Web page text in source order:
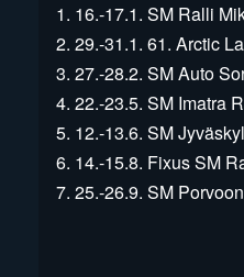
1. 16.-17.1. SM Ralli
2. 29.-31.1. 61. Arctic
3. 27.-28.2. SM Auto
4. 22.-23.5. SM Imatra
5. 12.-13.6. SM
6. 14.-15.8. Fixus SM
7. 25.-26.9. SM